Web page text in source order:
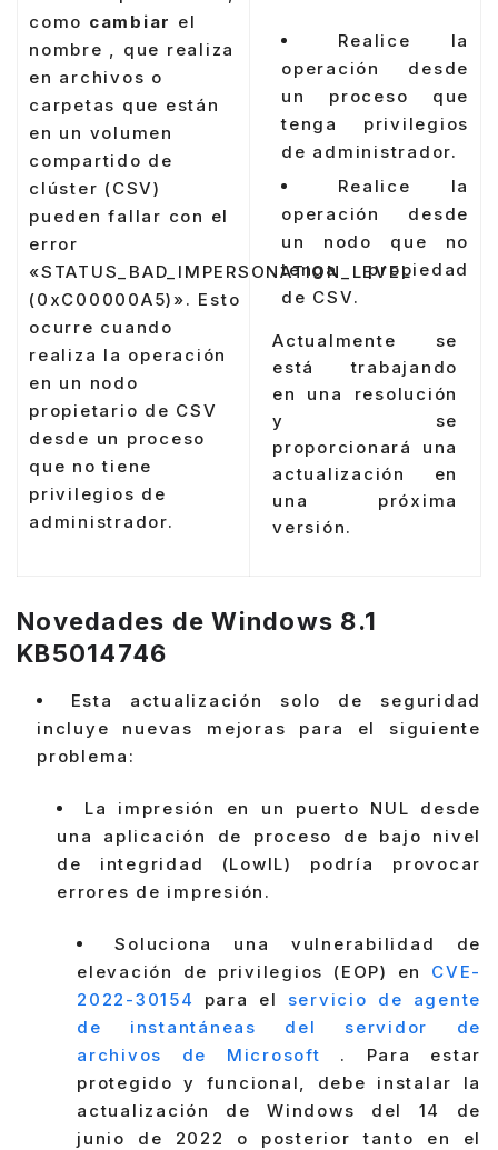
como cambiar el
nombre , que realiza
en archivos o
carpetas que están
en un volumen
compartido de
clúster (CSV)
pueden fallar con el
error
«STATUS_BAD_IMPERSONATION_LEVEL
(0xC00000A5)». Esto
ocurre cuando
realiza la operación
en un nodo
propietario de CSV
desde un proceso
que no tiene
privilegios de
administrador.
Realice la
operación desde
un proceso que
tenga privilegios
de administrador.
Realice la
operación desde
un nodo que no
tenga propiedad
de CSV.
Actualmente se
está trabajando
en una resolución
y se
proporcionará una
actualización en
una próxima
versión.
Novedades de Windows 8.1
KB5014746
Esta actualización solo de seguridad
incluye nuevas mejoras para el siguiente
problema:
La impresión en un puerto NUL desde
una aplicación de proceso de bajo nivel
de integridad (LowIL) podría provocar
errores de impresión.
Soluciona una vulnerabilidad de
elevación de privilegios (EOP) en CVE-
2022-30154
para el servicio de agente
de instantáneas del servidor de
archivos de Microsoft . Para estar
protegido y funcional, debe instalar la
actualización de Windows del 14 de
junio de 2022 o posterior tanto en el